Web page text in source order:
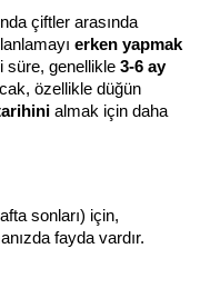
çiftler arasında
erken yapmak
süre, genellikle 3-6 ay
özellikle düğün
almak için daha
sonları) için,
fayda vardır.